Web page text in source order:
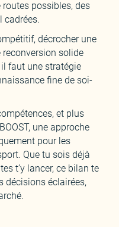
possibles, des
cadrées.
décrocher une
solide
faut une stratégie
fine de soi-
et plus
une approche
pour les
Que tu sois déjà
t’y lancer, ce bilan te
décisions éclairées,